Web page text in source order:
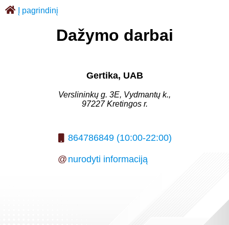
Į pagrindinį
Dažymo darbai
Gertika, UAB
Verslininkų g. 3E, Vydmantų k.,
97227 Kretingos r.
864786849 (10:00-22:00)
@ nurodyti informaciją